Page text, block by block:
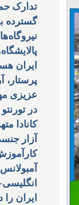
تدارک
گسترده
ایران
پرستار،
عزیزی
در تورنتو
کانادا
آزار
ایران